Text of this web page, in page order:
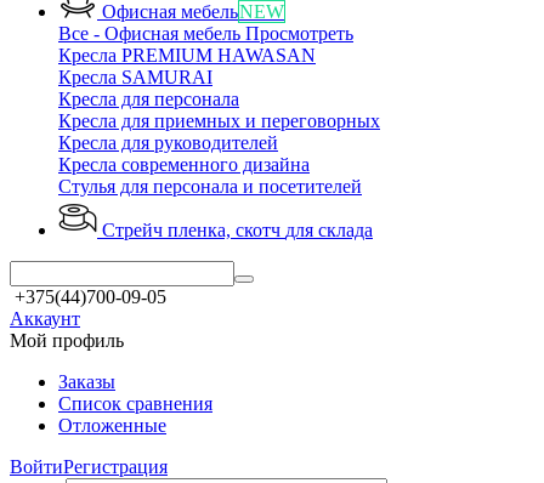
Офисная мебельNEW
Все - Офисная мебель Просмотреть
Кресла PREMIUM HAWASAN
Кресла SAMURAI
Кресла для персонала
Кресла для приемных и переговорных
Кресла для руководителей
Кресла современного дизайна
Стулья для персонала и посетителей
Стрейч пленка, скотч для склада
+375(44)700-09-05
Аккаунт
Мой профиль
Заказы
Список сравнения
Отложенные
ВойтиРегистрация